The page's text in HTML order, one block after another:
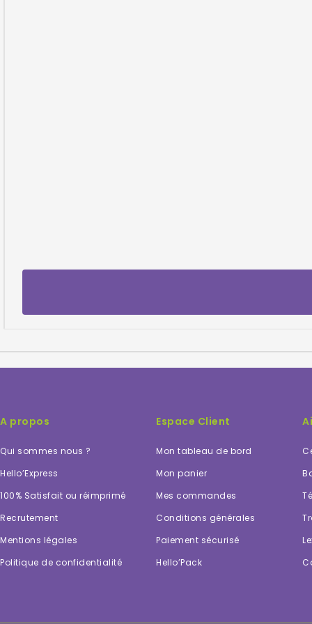
A propos
Qui sommes nous ?
Hello’Express
100% Satisfait ou réimprimé
Recrutement
Mentions légales
Politique de confidentialité
Espace Client
Mon tableau de bord
Mon panier
Mes commandes
Conditions générales
Paiement sécurisé
Hello’Pack